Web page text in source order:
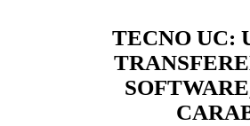
TECNO UC: